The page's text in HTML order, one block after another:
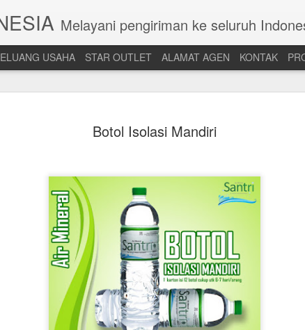
Botol Isolasi Mandiri
Melayani pengiriman ke seluruh
USAHA STAR OUTLET ALAMAT AGEN KONTAK